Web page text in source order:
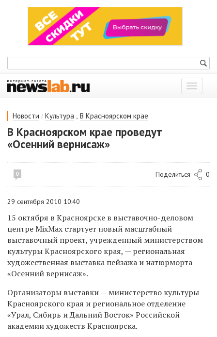
Показать
меню
Новости / Культура , В Красноярском крае
В Красноярском крае проведут
«Осенний вернисаж»
0 Поделиться 0
29 сентября 2010 10:40
15 октября в Красноярске в выставочно-деловом
центре MixMax стартует новый масштабный
выставочный проект, учрежденный министерством
культуры Красноярского края, — региональная
художественная выставка пейзажа и натюрморта
«Осенний вернисаж».
Организаторы выставки — министерство культуры
Красноярского края и региональное отделение
«Урал, Сибирь и Дальний Восток» Российской
академии художеств Красноярска.